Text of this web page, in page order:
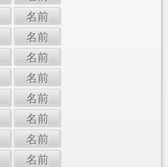
名前
名前
名前
名前
名前
名前
名前
名前